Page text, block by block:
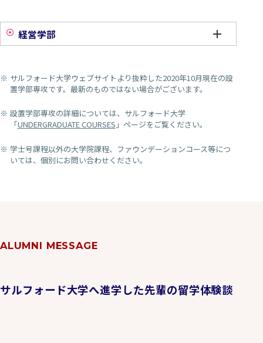
経営学部
サルフォード大学ウェブサイトより抜粋した2020年10月現在の設
置学部専攻です。最新のものではない場合がございます。
設置学部専攻の詳細については、サルフォード大学
「UNDERGRADUATE COURSES 」ページをご覧ください。
学士号課程以外の大学院課程、ファウンデーションコース等につ
いては、個別にお問い合わせください。
ALUMNI MESSAGE
サルフォード大学へ進学した先輩の留学体験談